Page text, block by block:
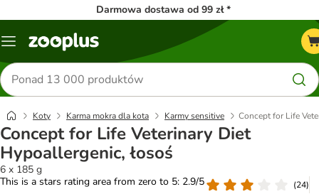
Darmowa dostawa od 99 zł *
Menu
Szukaj
produktów
Koty Karma mokra dla kota Karmy sensitive Concept for Life
Concept for Life Veterinary Diet
Hypoallergenic, łosoś
6 x 185 g
This is a stars rating area from zero to 5: 2.9/5
(24)